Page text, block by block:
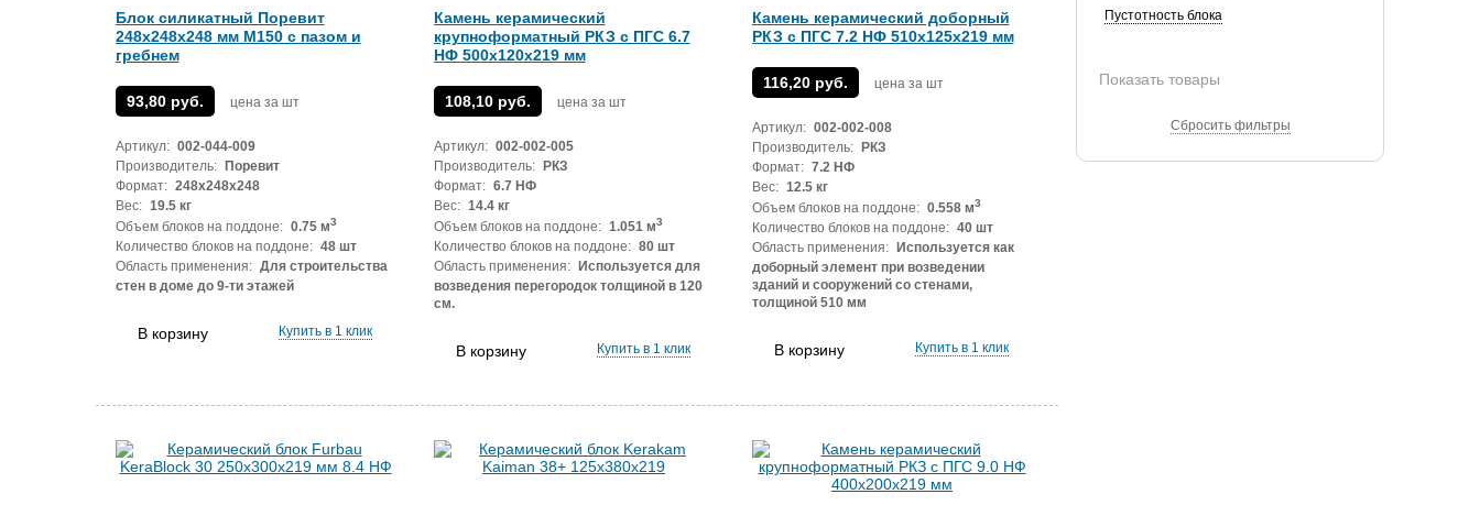
Пустотность блока
Показать товары
Сбросить фильтры
Блок силикатный Поревит
248х248х248 мм М150 с пазом и
гребнем
93,80 руб. цена за шт
Артикул: 002-044-009
Производитель:
Поревит
Формат: 248x248x248
Вес: 19.5 кг
Объем блоков на поддоне: 0.75 м3
Количество блоков на поддоне: 48 шт
Область применения: Для строительства
стен в доме до 9-ти этажей
В корзину Купить в 1 клик
Камень керамический
крупноформатный РКЗ с ПГС 6.7
НФ 500х120х219 мм
108,10 руб. цена за шт
Артикул: 002-002-005
Производитель:
РКЗ
Формат: 6.7 НФ
Вес: 14.4 кг
Объем блоков на поддоне: 1.051 м3
Количество блоков на поддоне: 80 шт
Область применения:
Используется для
возведения перегородок толщиной в 120
см.
В корзину Купить в 1 клик
Камень керамический доборный
РКЗ с ПГС 7.2 НФ 510х125х219 мм
116,20 руб. цена за шт
Артикул: 002-002-008
Производитель:
РКЗ
Формат: 7.2 НФ
Вес: 12.5 кг
Объем блоков на поддоне: 0.558 м3
Количество блоков на поддоне: 40 шт
Область применения:
Используется как
доборный элемент при возведении
зданий и сооружений со стенами,
толщиной 510 мм
В корзину Купить в 1 клик